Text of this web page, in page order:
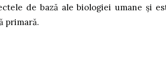
de bază ale biologiei umane și
primară.